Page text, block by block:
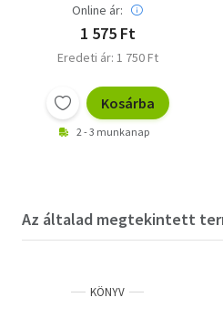
Online ár:
1 575 Ft
Eredeti ár: 1 750 Ft
Kosárba
2 - 3 munkanap
Az általad megtekintett
KÖNYV